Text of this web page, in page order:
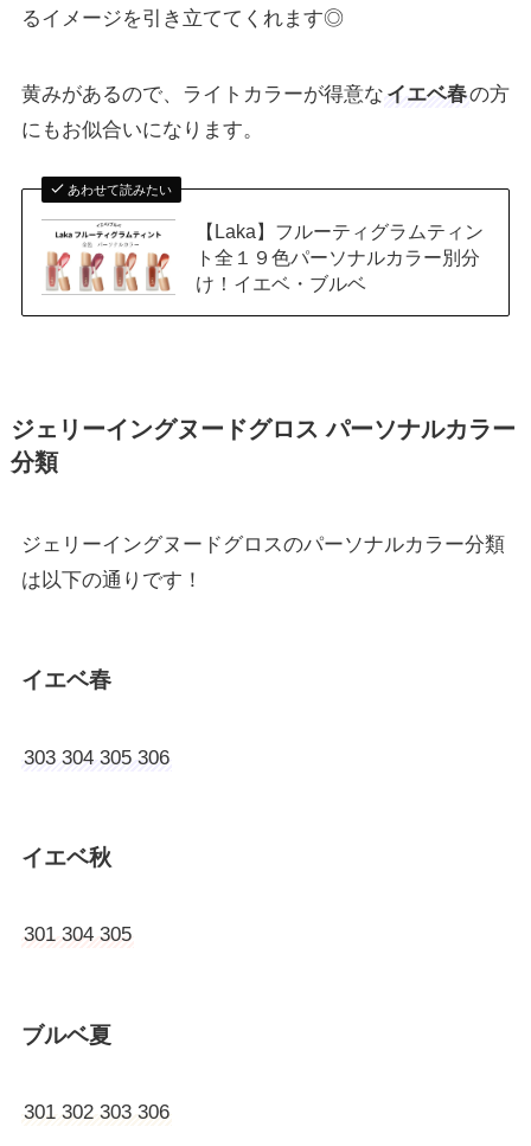
るイメージを引き立ててくれます◎
黄みがあるので、ライトカラーが得意な イエベ春の方
にもお似合いになります。
あわせて読みたい
【Laka】フルーティグラムティン
ト全１９色パーソナルカラー別分
け！イエベ・ブルベ
ジェリーイングヌードグロス パーソナルカラー
分類
ジェリーイングヌードグロスのパーソナルカラー分類
は以下の通りです！
イエベ春
303 304 305 306
イエベ秋
301 304 305
ブルベ夏
301 302 303 306